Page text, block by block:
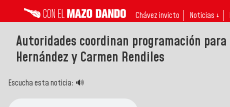
Chávez invicto Noticias ↓
Autoridades coordinan programación
Hernández y Carmen Rendiles
Escucha esta noticia: 🔊